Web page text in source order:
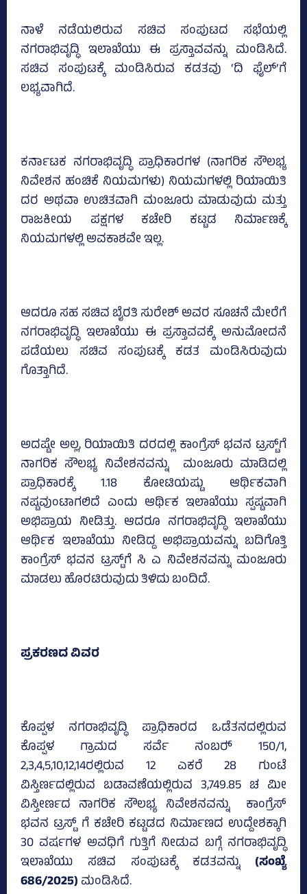
ನಾಳೆ ನಡೆಯಲಿರುವ ಸಚಿವ ಸಂಪುಟದ ಸಭೆಯಲ್ಲಿ
ನಗರಾಭಿವೃದ್ಧಿ ಇಲಾಖೆಯು ಈ ಪ್ರಸ್ತಾವವನ್ನು ಮಂಡಿಸಿದೆ.
ಸಚಿವ ಸಂಪುಟಕ್ಕೆ ಮಂಡಿಸಿರುವ ಕಡತವು ‘ದಿ ಫೈಲ್‌’ಗೆ
ಲಭ್ಯವಾಗಿದೆ.
ಕರ್ನಾಟಕ ನಗರಾಭಿವೃದ್ಧಿ ಪ್ರಾಧಿಕಾರಗಳ (ನಾಗರಿಕ ಸೌಲಭ್ಯ
ನಿವೇಶನ ಹಂಚಿಕೆ ನಿಯಮಗಳು) ನಿಯಮಗಳಲ್ಲಿ ರಿಯಾಯಿತಿ
ದರ ಅಥವಾ ಉಚಿತವಾಗಿ ಮಂಜೂರು ಮಾಡುವುದು ಮತ್ತು
ರಾಜಕೀಯ ಪಕ್ಷಗಳ ಕಚೇರಿ ಕಟ್ಟಡ ನಿರ್ಮಾಣಕ್ಕೆ
ನಿಯಮಗಳಲ್ಲಿ ಅವಕಾಶವೇ ಇಲ್ಲ.
ಆದರೂ ಸಹ ಸಚಿವ ಬೈರತಿ ಸುರೇಶ್‌ ಅವರ ಸೂಚನೆ ಮೇರೆಗೆ
ನಗರಾಭಿವೃದ್ಧಿ ಇಲಾಖೆಯು ಈ ಪ್ರಸ್ತಾವವಕ್ಕೆ ಅನುಮೋದನೆ
ಪಡೆಯಲು ಸಚಿವ ಸಂಪುಟಕ್ಕೆ ಕಡತ ಮಂಡಿಸಿರುವುದು
ಗೊತ್ತಾಗಿದೆ.
ಅದಷ್ಟೇ ಅಲ್ಲ, ರಿಯಾಯಿತಿ ದರದಲ್ಲಿ ಕಾಂಗ್ರೆಸ್‌ ಭವನ ಟ್ರಸ್ಟ್‌ಗೆ
ನಾಗರಿಕ ಸೌಲಭ್ಯ ನಿವೇಶನವನ್ನು ಮಂಜೂರು ಮಾಡಿದಲ್ಲಿ
ಪ್ರಾಧಿಕಾರಕ್ಕೆ 1.18 ಕೋಟಿಯಷ್ಟು ಆರ್ಥಿಕವಾಗಿ
ನಷ್ಟವುಂಟಾಗಲಿದೆ ಎಂದು ಆರ್ಥಿಕ ಇಲಾಖೆಯು ಸ್ಪಷ್ಟವಾಗಿ
ಅಭಿಪ್ರಾಯ ನೀಡಿತ್ತು. ಆದರೂ ನಗರಾಭಿವೃದ್ಧಿ ಇಲಾಖೆಯು
ಆರ್ಥಿಕ ಇಲಾಖೆಯು ನೀಡಿದ್ದ ಅಭಿಪ್ರಾಯವನ್ನು ಬದಿಗೊತ್ತಿ
ಕಾಂಗ್ರೆಸ್‌ ಭವನ ಟ್ರಸ್ಟ್‌ಗೆ ಸಿ ಎ ನಿವೇಶನವನ್ನು ಮಂಜೂರು
ಮಾಡಲು ಹೊರಟಿರುವುದು ತಿಳಿದು ಬಂದಿದೆ.
ಪ್ರಕರಣದ ವಿವರ
ಕೊಪ್ಪಳ ನಗರಾಭಿವೃದ್ಧಿ ಪ್ರಾಧಿಕಾರದ ಒಡೆತನದಲ್ಲಿರುವ
ಕೊಪ್ಪಳ ಗ್ರಾಮದ ಸರ್ವೆ ನಂಬರ್‍‌ 150/1,
2,3,4,5,10,12,14ರಲ್ಲಿರುವ 12 ಎಕರೆ 28 ಗುಂಟೆ
ವಿಸ್ತಿರ್ಣದಲ್ಲಿರುವ ಬಡಾವಣೆಯಲ್ಲಿರುವ 3,749.85 ಚ ಮೀ
ವಿಸ್ತೀರ್ಣದ ನಾಗರಿಕ ಸೌಲಭ್ಯ ನಿವೇಶನವನ್ನು ಕಾಂಗ್ರೆಸ್‌
ಭವನ ಟ್ರಸ್ಟ್‌ ಗೆ ಕಚೇರಿ ಕಟ್ಟಡದ ನಿರ್ಮಾಣದ ಉದ್ದೇಶಕ್ಕಾಗಿ
30 ವರ್ಷಗಳ ಅವಧಿಗೆ ಗುತ್ತಿಗೆ ನೀಡುವ ಬಗ್ಗೆ ನಗರಾಭಿವೃದ್ಧಿ
ಇಲಾಖೆಯು ಸಚಿವ ಸಂಪುಟಕ್ಕೆ ಕಡತವನ್ನು (ಸಂಖ್ಯೆ
686/2025) ಮಂಡಿಸಿದೆ.